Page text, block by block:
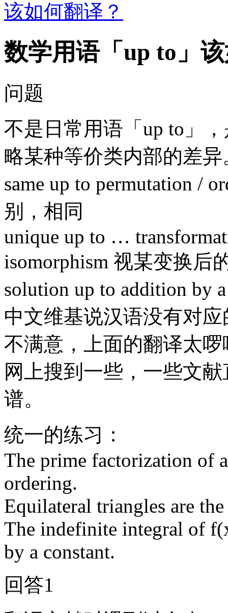
该如何翻译？
数学用语「up to」
问题
不是日常用语「up to」
略某种等价类内部的差异
same up to permutation /
别，相同
unique up to …
isomorphism 视某变换后
solution up to addition by
中文维基说汉语没有对
不满意，上面的翻译太啰
网上搜到一些，一些文
谱。
统一的练习：
The prime factorization of
ordering.
Equilateral triangles are
The indefinite integral of
by a constant.
回答1